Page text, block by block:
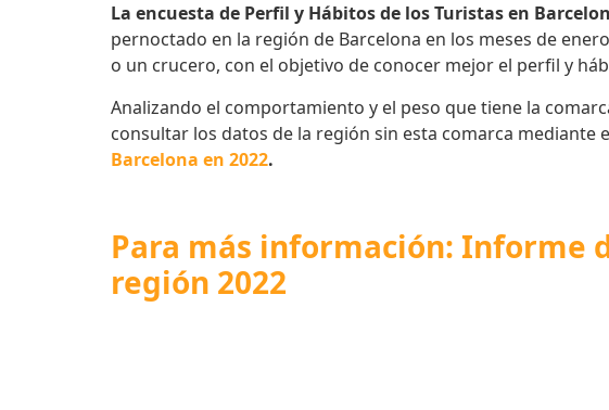
La encuesta de Perfil y Hábitos de los Turistas en
pernoctado en la región de Barcelona en los meses de
o un crucero, con el objetivo de conocer mejor el perfil y
Analizando el comportamiento y el peso que tiene la
consultar los datos de la región sin esta comarca mediante
Barcelona en 2022.
Para más información: Informe
región 2022